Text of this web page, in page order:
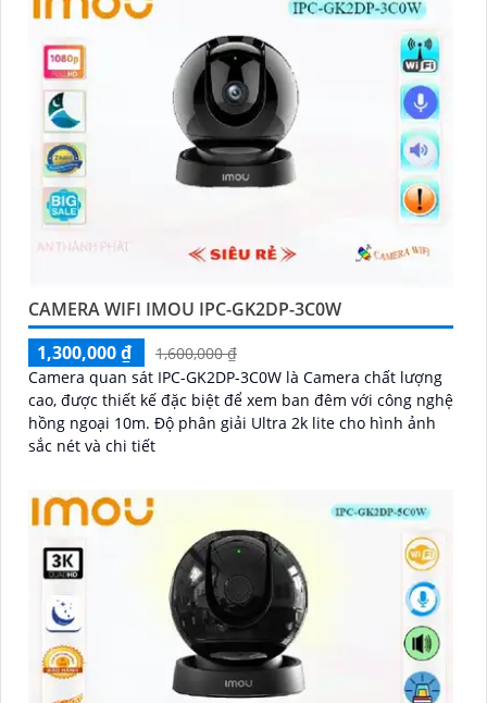
CAMERA WIFI IMOU IPC-GK2DP-3C0W
1,300,000 ₫
1,600,000 ₫
Camera quan sát IPC-GK2DP-3C0W là Camera chất lượng
cao, được thiết kế đặc biệt để xem ban đêm với công nghệ
hồng ngoại 10m. Độ phân giải Ultra 2k lite cho hình ảnh
sắc nét và chi tiết